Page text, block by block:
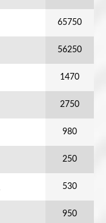
65750
56250
1470
2750
980
250
530
950